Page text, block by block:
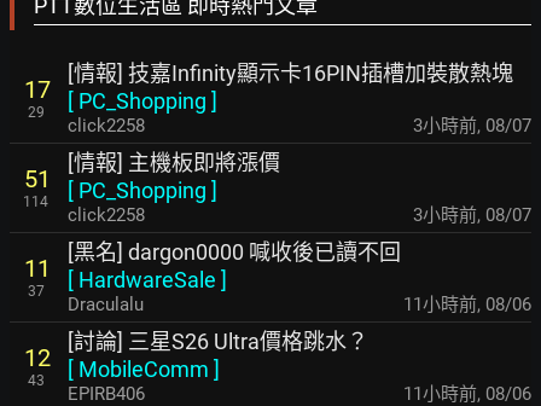
PTT數位生活區 即時熱門文章
17
29
[情報] 技嘉Infinity顯示卡16PIN插槽加裝散熱塊
[ PC_Shopping ]
click2258 3小時前, 08/07
51
114
[情報] 主機板即將漲價
[ PC_Shopping ]
click2258 3小時前, 08/07
11
37
[黑名] dargon0000 喊收後已讀不回
[ HardwareSale ]
Draculalu 11小時前, 08/06
12
43
[討論] 三星S26 Ultra價格跳水？
[ MobileComm ]
EPIRB406 11小時前, 08/06